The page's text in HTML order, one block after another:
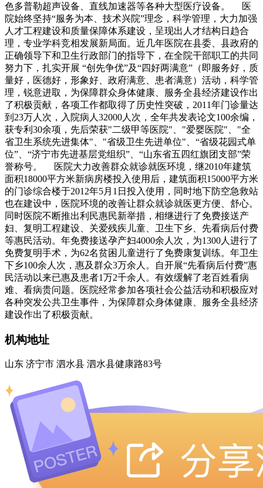
色多普勒超声设备、直线加速器等各种大型医疗设备。 医
院始终坚持“服务为本、技术兴院”理念，科学管理，大力加强
人才工程建设和质量保障体系建设，呈现出人才结构日趋合
理，专业学科竞相发展新局面。近几年医院在县委、县政府的
正确领导下和卫生行政部门的指导下，在全院干部职工的共同
努力下，扎实开展 “创先争优”及“四好两满意”（即服务好，质
量好，医德好，形象好、政府满意、患者满意）活动，科学管
理，锐意进取，为保障群众身体健康、服务全县经济建设作出
了积极贡献，各项工作都取得了历史性突破，2011年门诊量达
到23万人次，入院病人32000人次，全年共发表论文100余编，
获专利30余项，先后荣获"二级甲等医院"、"爱婴医院"、"全
省卫生系统先进集体"、"省级卫生先进单位"、“省级花园式单
位”、“济宁市先进基层党组织”、“山东省五四红旗团支部”荣
誉称号。 医院大力改善群众就诊就医环境，继2010年建筑
面积18000平方米新病房楼投入使用后，建筑面积15000平方米
的门诊综合楼于2012年5月1日投入使用，同时地下防空急救站
也在建设中，医院环境的改善让群众就诊就医更方便、舒心。
同时医院不断推出利民惠民新举措，相继进行了免费接送产
妇、复明工程建设、关爱残疾儿童、卫生下乡、先看病后付费
等惠民活动。年免费接送孕产妇4000余人次，为1300人进行了
免费复明手术，为62名贫困儿童进行了免费康复训练。年卫生
下乡100余人次，惠及群众3万余人。自开展“先看病后付费”惠
民活动以来已惠及患者1万2千余人。有效缓解了老百姓看病
难、看病贵问题。医院经常参加各项社会公益活动和积极应对
各种突发公共卫生事件，为保障群众身体健康、服务全县经济
建设作出了积极贡献。
机构地址
山东 济宁市 泗水县 泗水县健康路83号